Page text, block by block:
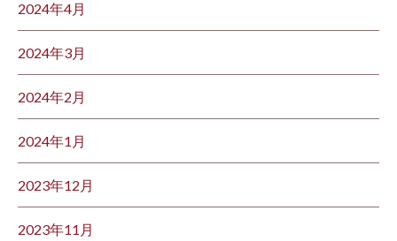
2024年4月
2024年3月
2024年2月
2024年1月
2023年12月
2023年11月